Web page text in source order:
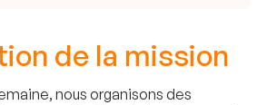
de la mission
nous organisons des